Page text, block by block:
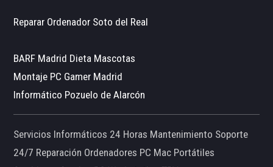
Reparar Ordenador Soto del Real
BARF Madrid Dieta Mascotas
Montaje PC Gamer Madrid
Informático Pozuelo de Alarcón
Servicios Informáticos 24 Horas Mantenimiento Soporte
24/7 Reparación Ordenadores PC Mac Portátiles